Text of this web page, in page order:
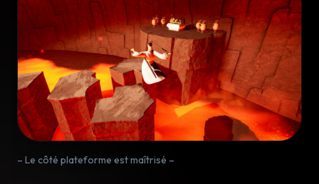
– Le côté plateforme est maîtrisé –